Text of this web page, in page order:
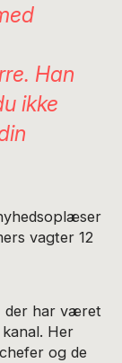
Han
ikke
vagter 12
der har været
Her
og de